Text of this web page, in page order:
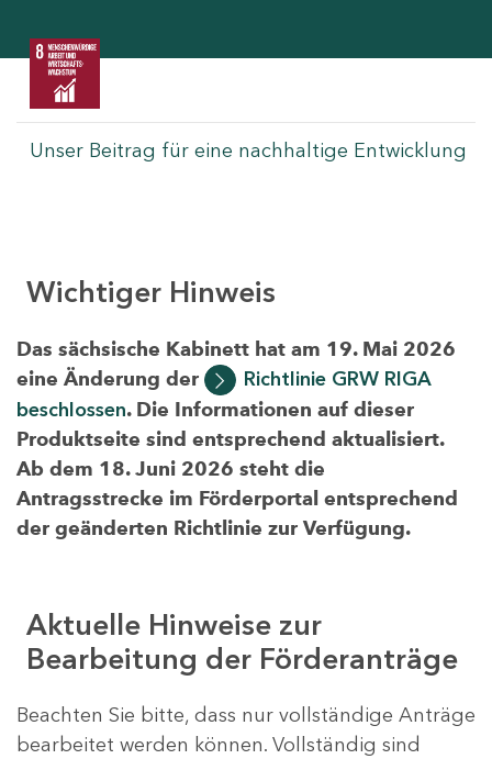
Unser Beitrag für eine nachhaltige Entwicklung
Wichtiger Hinweis
Das sächsische Kabinett hat am 19. Mai 2026
eine Änderung der
Richtlinie GRW RIGA
beschlossen. Die Informationen auf dieser
Produktseite sind entsprechend aktualisiert.
Ab dem 18. Juni 2026 steht die
Antragsstrecke im Förderportal entsprechend
der geänderten Richtlinie zur Verfügung.
Aktuelle Hinweise zur
Bearbeitung der Förderanträge
Beachten Sie bitte, dass nur vollständige Anträge
bearbeitet werden können. Vollständig sind